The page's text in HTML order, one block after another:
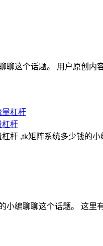
聊这个话题。 用户原创
杠杆
杆 ,tk矩阵系统多少钱的
小编聊聊这个话题。 这